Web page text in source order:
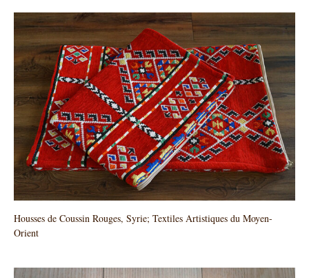
Housses de Coussin Rouges, Syrie; Textiles Artistiques du Moyen-
Orient